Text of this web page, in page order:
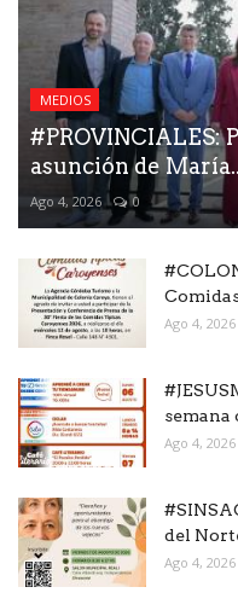
MEDIOS
#PROVINCIALES:
asunción de
Ago 4, 2026 0
Ago 4, 2026
semana
Ago 4, 2026
del
Ago 4, 2026